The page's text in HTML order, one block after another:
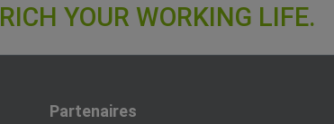
Partenaires